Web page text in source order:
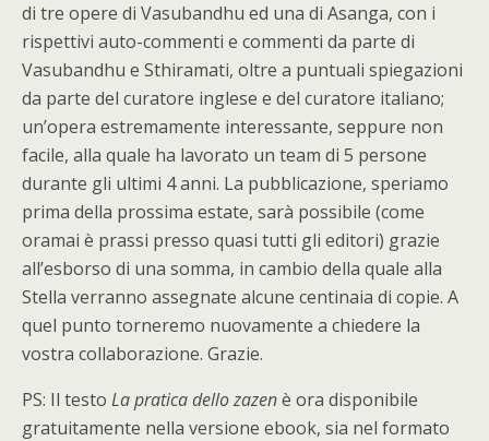
di tre opere di Vasubandhu ed una di Asanga, con i
rispettivi auto-commenti e commenti da parte di
Vasubandhu e Sthiramati, oltre a puntuali spiegazioni
da parte del curatore inglese e del curatore italiano;
un’opera estremamente interessante, seppure non
facile, alla quale ha lavorato un team di 5 persone
durante gli ultimi 4 anni. La pubblicazione, speriamo
prima della prossima estate, sarà possibile (come
oramai è prassi presso quasi tutti gli editori) grazie
all’esborso di una somma, in cambio della quale alla
Stella verranno assegnate alcune centinaia di copie. A
quel punto torneremo nuovamente a chiedere la
vostra collaborazione. Grazie.
PS: Il testo La pratica dello zazenè ora disponibile
gratuitamente nella versione ebook, sia nel formato